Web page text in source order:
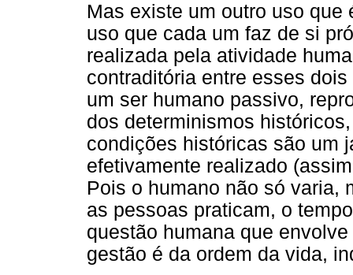
Mas existe um outro uso
uso que cada um faz de si
realizada pela atividade
contraditória entre esses
um ser humano passivo,
dos determinismos
condições históricas são um
efetivamente realizado
Pois o humano não só varia,
as pessoas praticam, o
questão humana que
gestão é da ordem da vida,